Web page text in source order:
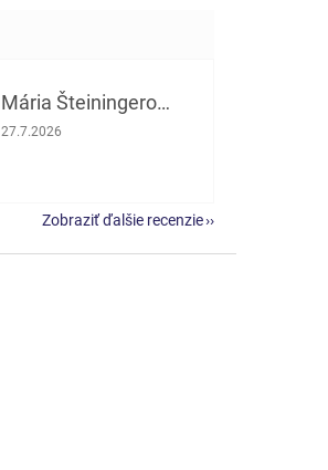
Mária Šteiningerová
Hodnotenie obchodu je 5 z 5 hviezdičiek.
27.7.2026
Zobraziť ďalšie recenzie